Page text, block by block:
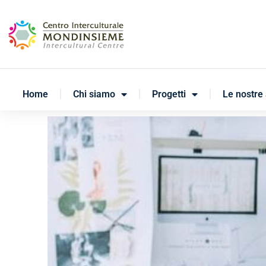
Home Chi siamo Progetti Le